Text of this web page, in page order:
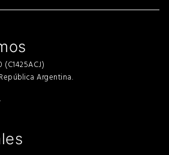
Argentina.